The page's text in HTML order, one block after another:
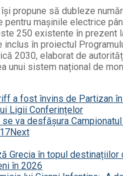
propune să dubleze
mașinile electrice
250 existente în prezent
în proiectul
2030, elaborat de
unui sistem național de
a fost învins de Partizan
Ligii Conferințelor
se va desfășura
Next
Grecia în topul destinațiilor
în 2026